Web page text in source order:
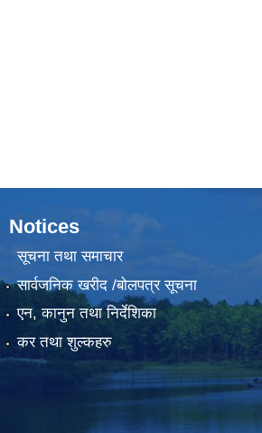
Notices
सूचना तथा समाचार
सार्वजनिक खरीद /बोलपत्र सूचना
एन, कानुन तथा निर्देशिका
कर तथा शुल्कहरु